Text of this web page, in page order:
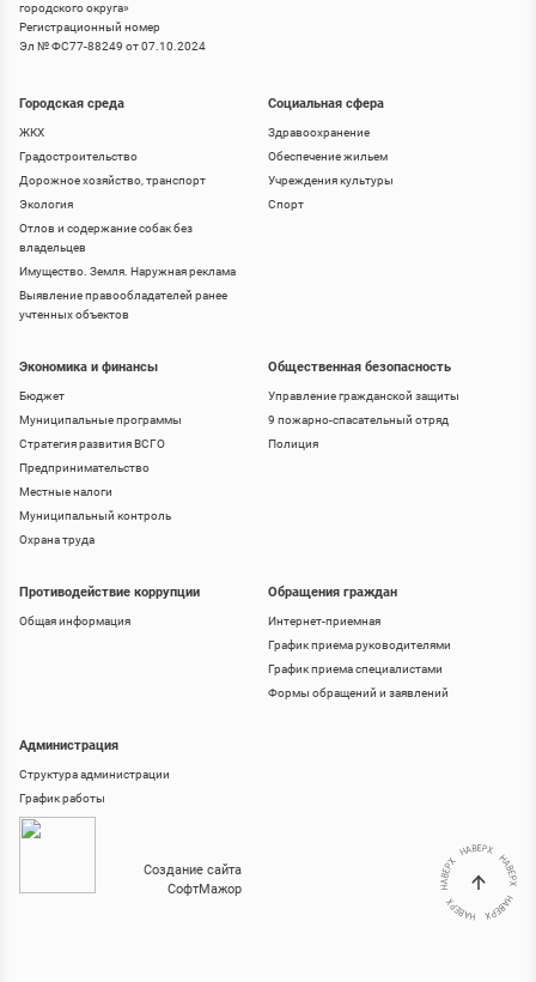
городского округа»
Регистрационный номер
Эл № ФС77-88249 от 07.10.2024
Городская среда
ЖКХ
Градостроительство
Дорожное хозяйство, транспорт
Экология
Отлов и содержание собак без
владельцев
Имущество. Земля. Наружная реклама
Выявление правообладателей ранее
учтенных объектов
Социальная сфера
Здравоохранение
Обеспечение жильем
Учреждения культуры
Спорт
Экономика и финансы
Бюджет
Муниципальные программы
Стратегия развития ВСГО
Предпринимательство
Местные налоги
Муниципальный контроль
Охрана труда
Общественная безопасность
Управление гражданской защиты
9 пожарно-спасательный отряд
Полиция
Противодействие коррупции
Общая информация
Обращения граждан
Интернет-приемная
График приема руководителями
График приема специалистами
Формы обращений и заявлений
Администрация
Структура администрации
График работы
Создание сайта
СофтМажор